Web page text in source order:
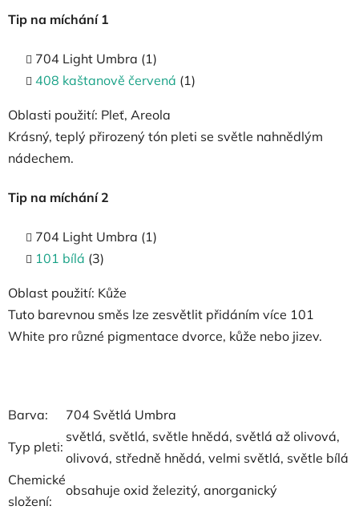
Tip na míchání 1
704 Light Umbra (1)
408 kaštanově červená (1)
Oblasti použití: Pleť, Areola
Krásný, teplý přirozený tón pleti se světle nahnědlým
nádechem.
Tip na míchání 2
704 Light Umbra (1)
101 bílá (3)
Oblast použití: Kůže
Tuto barevnou směs lze zesvětlit přidáním více 101
White pro různé pigmentace dvorce, kůže nebo jizev.
Barva:
704 Světlá Umbra
Typ pleti:
světlá, světlá, světle hnědá, světlá až olivová,
olivová, středně hnědá, velmi světlá, světle bílá
Chemické
složení:
obsahuje oxid železitý, anorganický